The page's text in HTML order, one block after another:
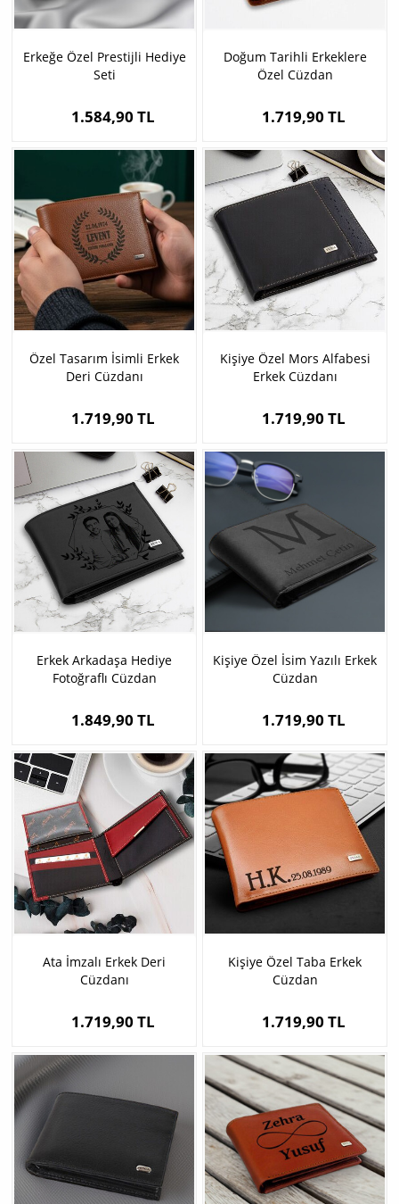
Erkeğe Özel Prestijli Hediye
Seti
1.584,90 TL
Doğum Tarihli Erkeklere
Özel Cüzdan
1.719,90 TL
Özel Tasarım İsimli Erkek
Deri Cüzdanı
1.719,90 TL
Kişiye Özel Mors Alfabesi
Erkek Cüzdanı
1.719,90 TL
Erkek Arkadaşa Hediye
Fotoğraflı Cüzdan
1.849,90 TL
Kişiye Özel İsim Yazılı Erkek
Cüzdan
1.719,90 TL
Ata İmzalı Erkek Deri
Cüzdanı
1.719,90 TL
Kişiye Özel Taba Erkek
Cüzdan
1.719,90 TL